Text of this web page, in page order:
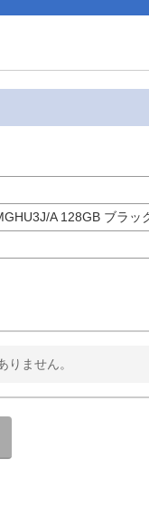
A 128GB ブラッ
りません。